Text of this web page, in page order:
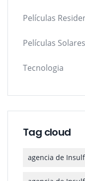
Películas
Películas Solares
Tecnologia
Tag cloud
agencia de